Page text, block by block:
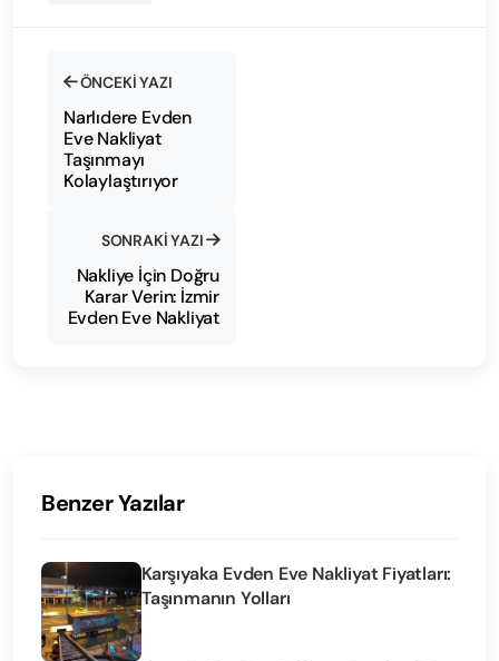
ÖNCEKI YAZI
Narlıdere Evden
Eve Nakliyat
Taşınmayı
Kolaylaştırıyor
SONRAKI YAZI
Nakliye İçin Doğru
Karar Verin: İzmir
Evden Eve Nakliyat
Benzer Yazılar
Karşıyaka Evden Eve Nakliyat Fiyatları:
Taşınmanın Yolları